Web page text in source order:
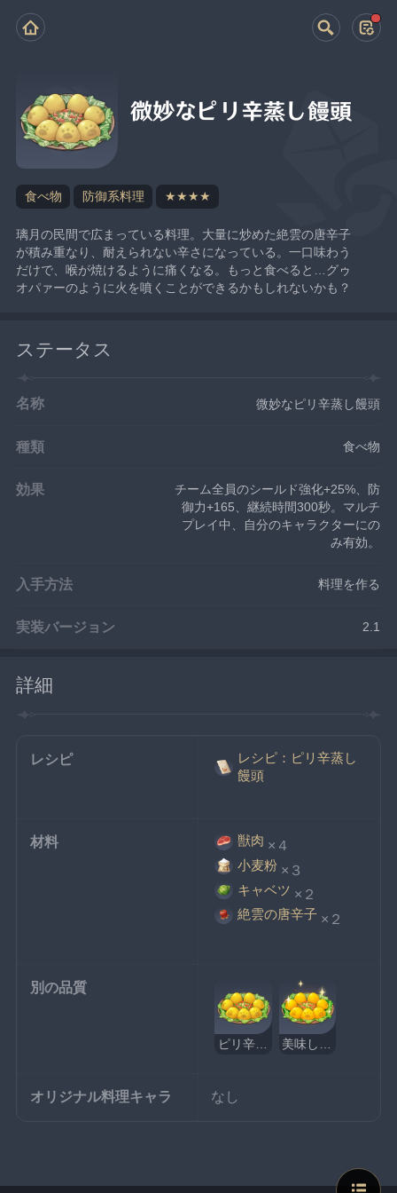
微妙なピリ辛蒸し饅頭
食べ物 防御系料理 ★★★★
璃月の民間で広まっている料理。大量に炒めた絶雲の唐辛子
が積み重なり、耐えられない辛さになっている。一口味わう
だけで、喉が焼けるように痛くなる。もっと食べると…グゥ
オパァーのように火を噴くことができるかもしれないかも？
ステータス
名称 微妙なピリ辛蒸し饅頭
種類 食べ物
効果
チーム全員のシールド強化+25%、防
御力+165、継続時間300秒。マルチ
プレイ中、自分のキャラクターにの
み有効。
入手方法 料理を作る
実装バージョン 2.1
詳細
レシピ
レシピ：ピリ辛蒸し
饅頭
材料 獣肉 ×４
小麦粉 ×３
キャベツ ×２
絶雲の唐辛子 ×２
別の品質
ピリ辛蒸し饅頭
オリジナル料理キャラ なし